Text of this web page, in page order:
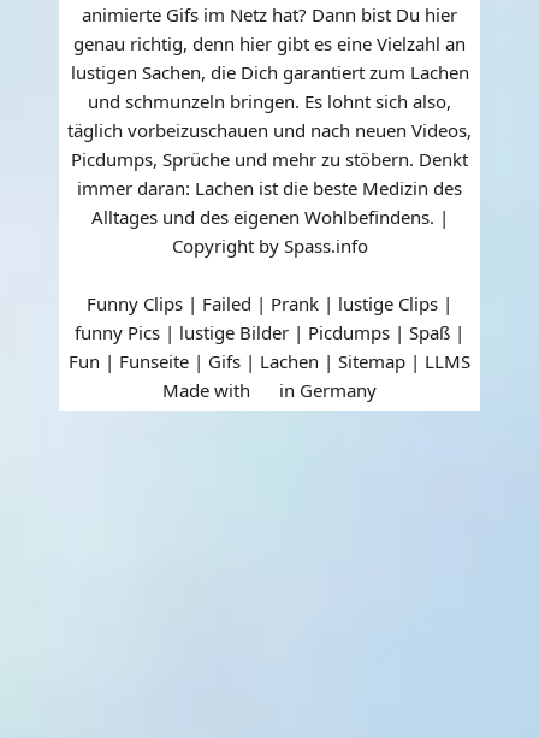
animierte Gifs im Netz hat? Dann bist Du hier
genau richtig, denn hier gibt es eine Vielzahl an
lustigen Sachen, die Dich garantiert zum Lachen
und schmunzeln bringen. Es lohnt sich also,
täglich vorbeizuschauen und nach neuen Videos,
Picdumps, Sprüche und mehr zu stöbern. Denkt
immer daran: Lachen ist die beste Medizin des
Alltages und des eigenen Wohlbefindens. |
Copyright by Spass.info
Funny Clips | Failed | Prank | lustige Clips |
funny Pics | lustige Bilder | Picdumps | Spaß |
Fun | Funseite | Gifs | Lachen | Sitemap | LLMS
Made with
in Germany